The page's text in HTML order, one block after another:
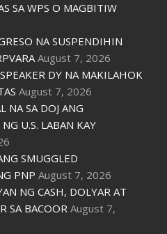
SA WPS O MAGBITIW
NA SUSPENDIHIN
August 7, 2026
DY NA MAKILAHOK
August 7, 2026
NA SA DOJ ANG
U.S. LABAN KAY
SMUGGLED
PNP August 7, 2026
NG CASH, DOLYAR AT
SA BACOOR August 7,